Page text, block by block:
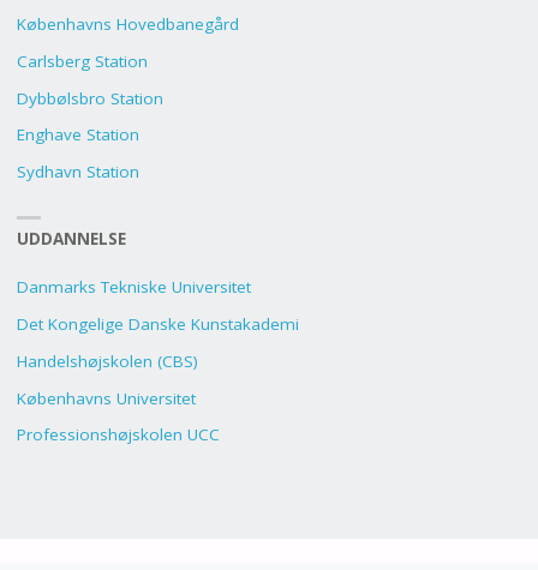
Københavns Hovedbanegård
Carlsberg Station
Dybbølsbro Station
Enghave Station
Sydhavn Station
UDDANNELSE
Danmarks Tekniske Universitet
Det Kongelige Danske Kunstakademi
Handelshøjskolen (CBS)
Københavns Universitet
Professionshøjskolen UCC